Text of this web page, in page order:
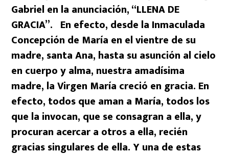
Gabriel en la anunciación, “LLENA DE
GRACIA”. En efecto, desde la Inmaculada
Concepción de María en el vientre de su
madre, santa Ana, hasta su asunción al cielo
en cuerpo y alma, nuestra amadísima
madre, la Virgen María creció en gracia. En
efecto, todos que aman a María, todos los
que la invocan, que se consagran a ella, y
procuran acercar a otros a ella, recién
gracias singulares de ella. Y una de estas